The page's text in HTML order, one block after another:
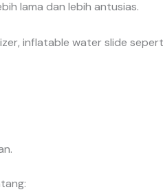
lama dan lebih antusias.
inflatable water slide